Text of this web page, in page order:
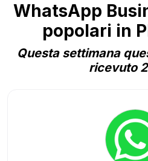
WhatsApp
popolari in
Questa settimana
ricevuto